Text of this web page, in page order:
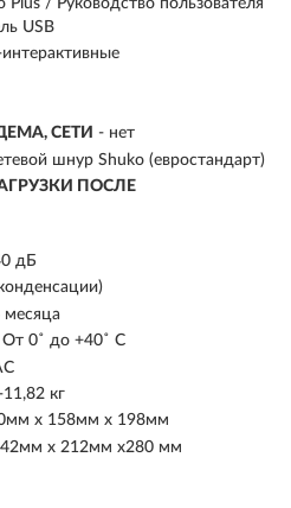
USB
СЕТИ - нет
шнур Shuko (евростандарт)
ПОСЛЕ
дБ
месяца
От 0˚ до +40˚ С
кг
х 158мм х 198мм
х 212мм х280 мм